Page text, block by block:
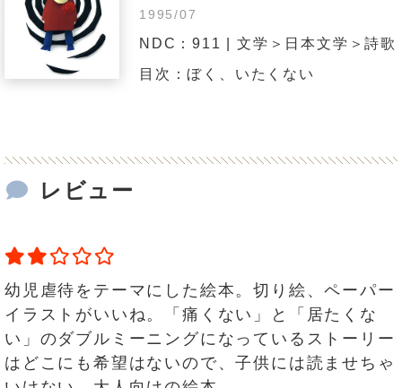
1995/07
NDC：911 | 文学＞日本文学＞詩歌
目次：ぼく、いたくない
レビュー
幼児虐待をテーマにした絵本。切り絵、ペーパー
イラストがいいね。「痛くない」と「居たくな
い」のダブルミーニングになっているストーリー
はどこにも希望はないので、子供には読ませちゃ